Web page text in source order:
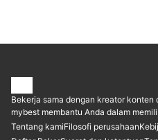
Bekerja sama dengan kreator konten
mybest membantu Anda dalam
Tentang kamiFilosofi perusahaan